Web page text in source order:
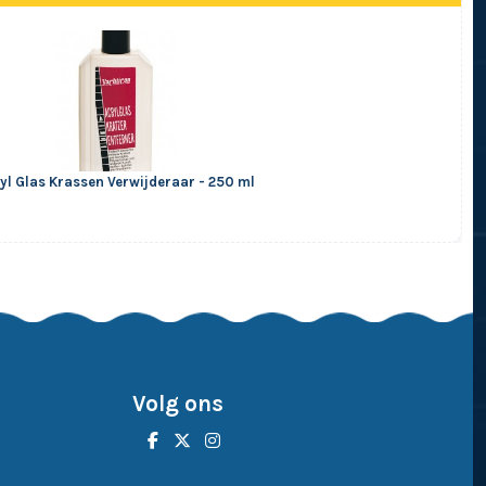
Glas Krassen Verwijderaar - 250 ml
Volg ons